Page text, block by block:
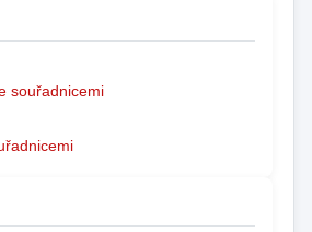
souřadnicemi